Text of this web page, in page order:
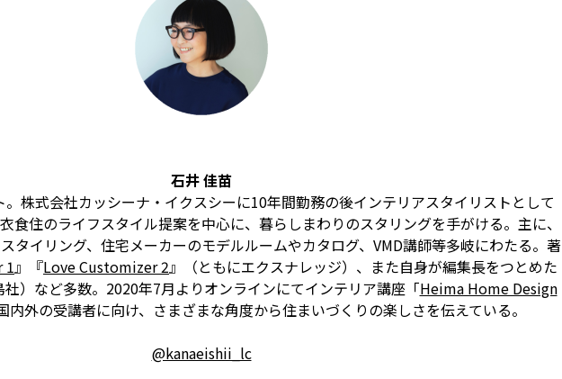
石井 佳苗
株式会社カッシーナ・イクスシーに10年間勤務の後インテリアスタイリストとして
食住のライフスタイル提案を中心に、暮らしまわりのスタリングを手がける。主に、
タイリング、住宅メーカーのモデルルームやカタログ、VMD講師等多岐にわたる。著
1』『Love Customizer 2』（ともにエクスナレッジ）、また自身が編集長をつとめた
社）など多数。2020年7月よりオンラインにてインテリア講座「Heima Home Design
内外の受講者に向け、さまざまな角度から住まいづくりの楽しさを伝えている。
@kanaeishii_lc